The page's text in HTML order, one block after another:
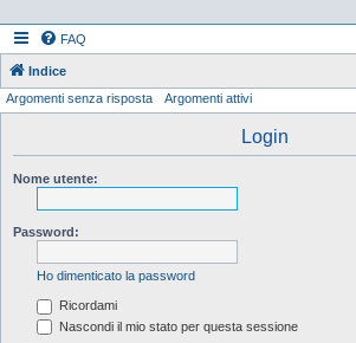
FAQ
Indice
Argomenti senza risposta Argomenti attivi
Login
Nome utente:
Password:
Ho dimenticato la password
Ricordami
Nascondi il mio stato per questa sessione